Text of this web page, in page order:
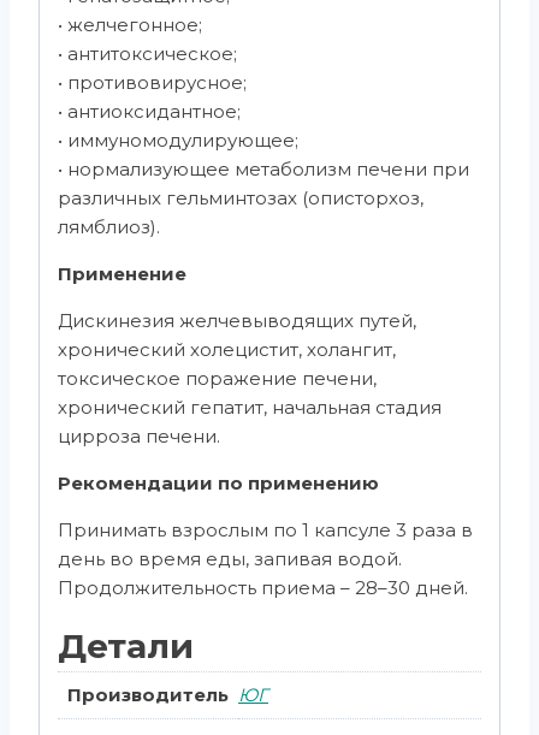
• желчегонное;
• антитоксическое;
• противовирусное;
• антиоксидантное;
• иммуномодулирующее;
• нормализующее метаболизм печени при
различных гельминтозах (описторхоз,
лямблиоз).
Применение
Дискинезия желчевыводящих путей,
хронический холецистит, холангит,
токсическое поражение печени,
хронический гепатит, начальная стадия
цирроза печени.
Рекомендации по применению
Принимать взрослым по 1 капсуле 3 раза в
день во время еды, запивая водой.
Продолжительность приема – 28–30 дней.
Детали
Производитель ЮГ